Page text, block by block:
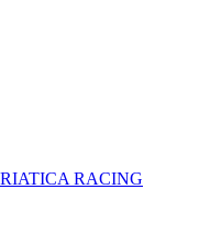
RACING